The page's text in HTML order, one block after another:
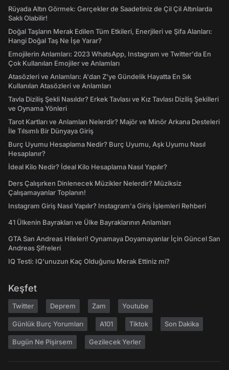
Rüyada Altın Görmek: Gerçekler de Saadetiniz de Çil Çil Altınlarda
Saklı Olabilir!
Doğal Taşların Merak Edilen Tüm Etkileri, Enerjileri ve Şifa Alanları:
Hangi Doğal Taş Ne İşe Yarar?
Emojilerin Anlamları: 2023 WhatsApp, Instagram ve Twitter'da En
Çok Kullanılan Emojiler ve Anlamları
Atasözleri ve Anlamları: A'dan Z'ye Gündelik Hayatta En Sık
Kullanılan Atasözleri ve Anlamları
Tavla Diziliş Şekli Nasıldır? Erkek Tavlası ve Kız Tavlası Diziliş Şekilleri
ve Oynama Yönleri
Tarot Kartları ve Anlamları Nelerdir? Majör ve Minör Arkana Desteleri
İle Tılsımlı Bir Dünyaya Giriş
Burç Uyumu Hesaplama Nedir? Burç Uyumu, Aşk Uyumu Nasıl
Hesaplanır?
İdeal Kilo Nedir? İdeal Kilo Hesaplama Nasıl Yapılır?
Ders Çalışırken Dinlenecek Müzikler Nelerdir? Müziksiz
Çalışamayanlar Toplanın!
Instagram Giriş Nasıl Yapılır? Instagram'a Giriş İşlemleri Rehberi
41 Ülkenin Bayrakları ve Ülke Bayraklarının Anlamları
GTA San Andreas Hileleri! Oynamaya Doyamayanlar İçin Güncel San
Andreas Şifreleri
IQ Testi: IQ'unuzun Kaç Olduğunu Merak Ettiniz mi?
Keşfet
Twitter Deprem Zam Youtube
Günlük Burç Yorumları A101 Tiktok Son Dakika
Bugün Ne Pişirsem Gezilecek Yerler